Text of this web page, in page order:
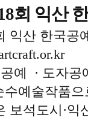
회 익산
익산 한국공
공예 · 도자
술작품으
보석도시·익